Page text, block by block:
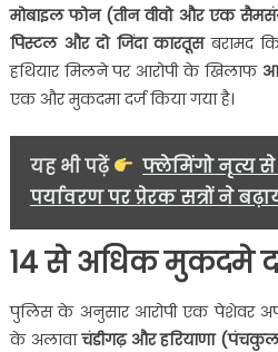
मोबाइल फोन (तीन वीवो और एक
पिस्टल और दो जिंदा कारतूसबरामद
हथियार मिलने पर आरोपी के खिलाफ
एक और मुकदमा दर्ज किया गया है।
यह भी पढ़ें
फ्लेमिंगो नृत्य
पर्यावरण पर प्रेरक सत्रों ने
14 से अधिक मुकदमे
पुलिस के अनुसार आरोपी एक पेशेवर
के अलावाचंडीगढ़ और हरियाणा